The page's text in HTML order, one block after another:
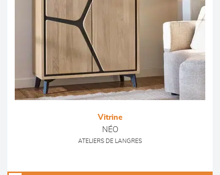
Vitrine
NÉO
ATELIERS DE LANGRES